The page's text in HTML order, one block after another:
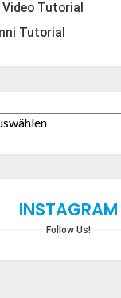
Tutorial
Tutorial
INSTAGRAM
Follow Us!